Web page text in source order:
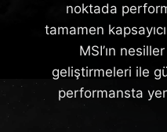
noktada
tamamen
MSI’ın
geliştirmeleri ile
performansta